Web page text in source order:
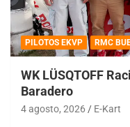
PILOTOS EKVP RMC
WK LÜSQTOFF
Baradero
4 agosto, 2026 E-Kart